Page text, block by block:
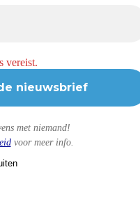
vereist.
met niemand!
voor meer info.